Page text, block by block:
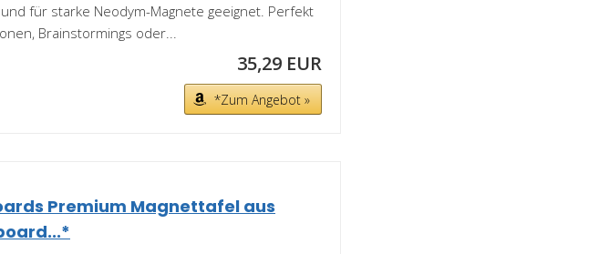
für starke Neodym-Magnete geeignet. Perfekt
Brainstormings oder...
35,29 EUR
*Zum Angebot »
Premium Magnettafel aus